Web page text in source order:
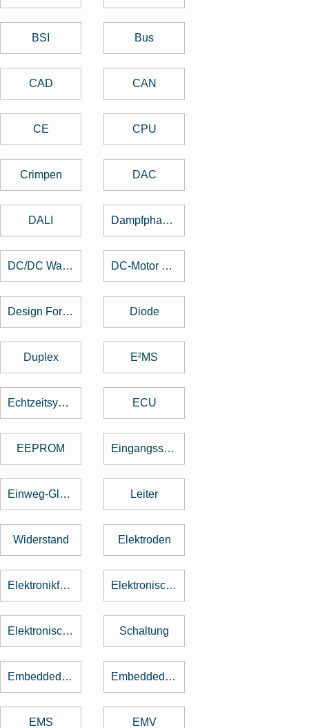
BSI Bus
CAD CAN
CE CPU
Crimpen DAC
DALI Dampfphasenlöten
DC/DC Wandler DC-Motor brushed
Design For Manufacturing Diode
Duplex E²MS
Echtzeitsystem ECU
EEPROM Eingangsspannung
Einweg-Gleichrichter Leiter
Widerstand Elektroden
Elektronikfertigung Elektronische Baugruppe
Elektronische Bauteile Schaltung
Embedded Software Embedded System
EMS EMV